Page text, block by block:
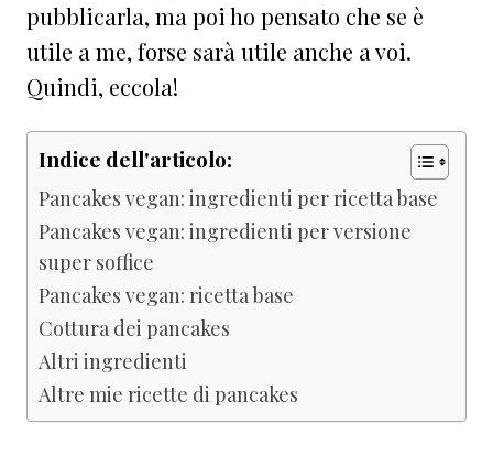
pubblicarla, ma poi ho pensato che se è
utile a me, forse sarà utile anche a voi.
Quindi, eccola!
Indice dell'articolo:
Pancakes vegan: ingredienti per ricetta base
Pancakes vegan: ingredienti per versione
super soffice
Pancakes vegan: ricetta base
Cottura dei pancakes
Altri ingredienti
Altre mie ricette di pancakes